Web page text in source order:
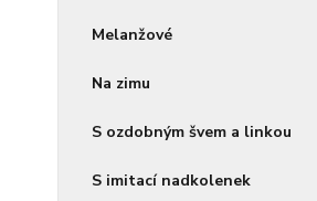
Melanžové
Na zimu
S ozdobným švem a linkou
S imitací nadkolenek